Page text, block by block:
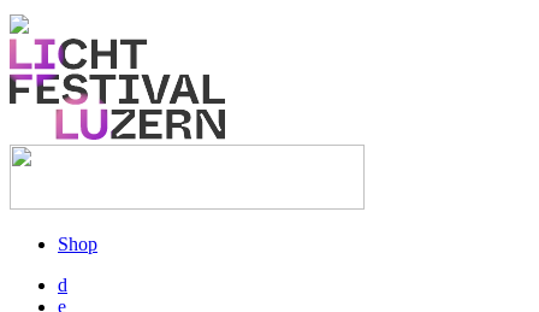
Skip
to
content
Shop
d
e